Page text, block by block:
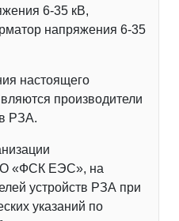
6-35 кВ,
напряжения 6-35
настоящего
производители
РЗА.
«ФСК ЕЭС», на
устройств РЗА при
указаний по